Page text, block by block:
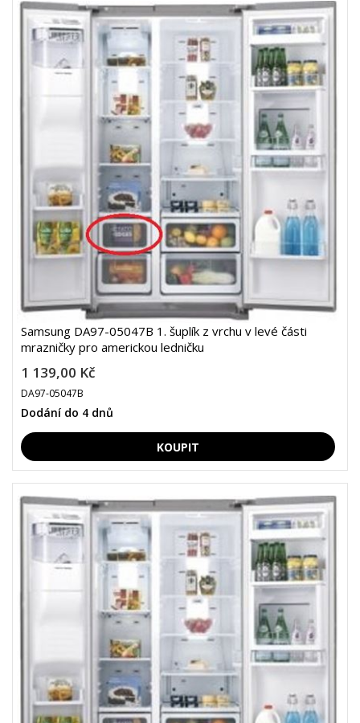
Samsung DA97-05047B 1. šuplík z vrchu v levé části
mrazničky pro americkou ledničku
1 139,00 Kč
DA97-05047B
Dodání do 4 dnů